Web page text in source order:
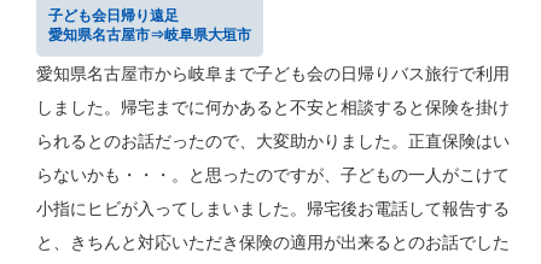
子ども会日帰り遠足
愛知県名古屋市⇒岐阜県大垣市
愛知県名古屋市から岐阜まで子ども会の日帰りバス旅行で利用
しました。帰宅までに何かあると不安と相談すると保険を掛け
られるとのお話だったので、大変助かりました。正直保険はい
らないかも・・・。と思ったのですが、子どもの一人がこけて
小指にヒビが入ってしまいました。帰宅後お電話して報告する
と、きちんと対応いただき保険の適用が出来るとのお話でした